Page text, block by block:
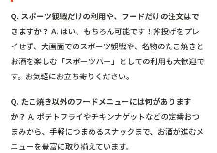
Q. スポーツ観戦だけの利用や、フードだけの注文はで
きますか？ A. はい、もちろん可能です！斧投げをプレ
イせず、大画面でのスポーツ観戦や、名物のたこ焼きと
お酒を楽しむ「スポーツバー」としての利用も大歓迎で
す。お気軽にお立ち寄りください。
Q. たこ焼き以外のフードメニューには何があります
か？ A. ポテトフライやチキンナゲットなどの定番おつ
まみから、手軽につまめるスナックまで、お酒が進むメ
ニューを豊富に取り揃えています。